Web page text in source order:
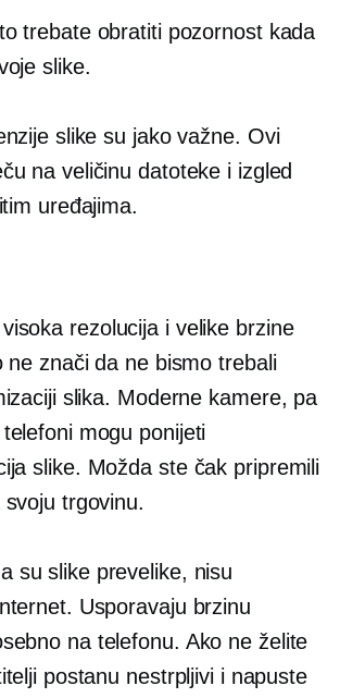
trebate obratiti pozornost kada
slike.
slike su jako važne. Ovi
na veličinu datoteke i izgled
uređajima.
visoka rezolucija i velike brzine
ne znači da ne bismo trebali
slika. Moderne kamere, pa
mogu ponijeti
slike. Možda ste čak pripremili
trgovinu.
su slike prevelike, nisu
Usporavaju brzinu
na telefonu. Ako ne želite
postanu nestrpljivi i napuste